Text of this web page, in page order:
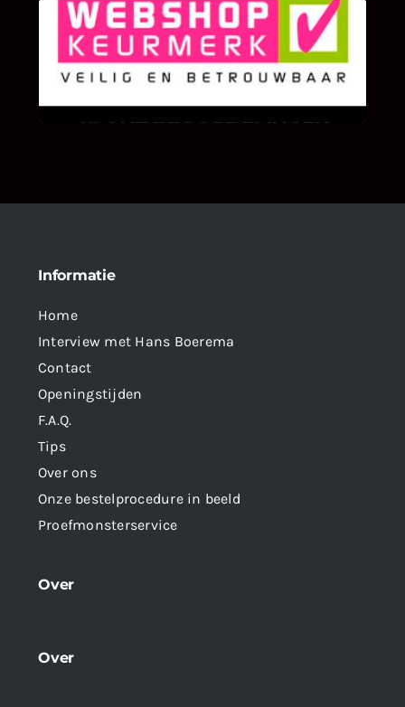
KLANT BEOORDELINGEN
We zijn er zeer op gesteld om te weten wat u
als klant van ons en onze diensten vindt.
Informatie
Home
Interview met Hans Boerema
Contact
Openingstijden
F.A.Q.
Tips
Over ons
Onze bestelprocedure in beeld
Proefmonsterservice
Over
Over